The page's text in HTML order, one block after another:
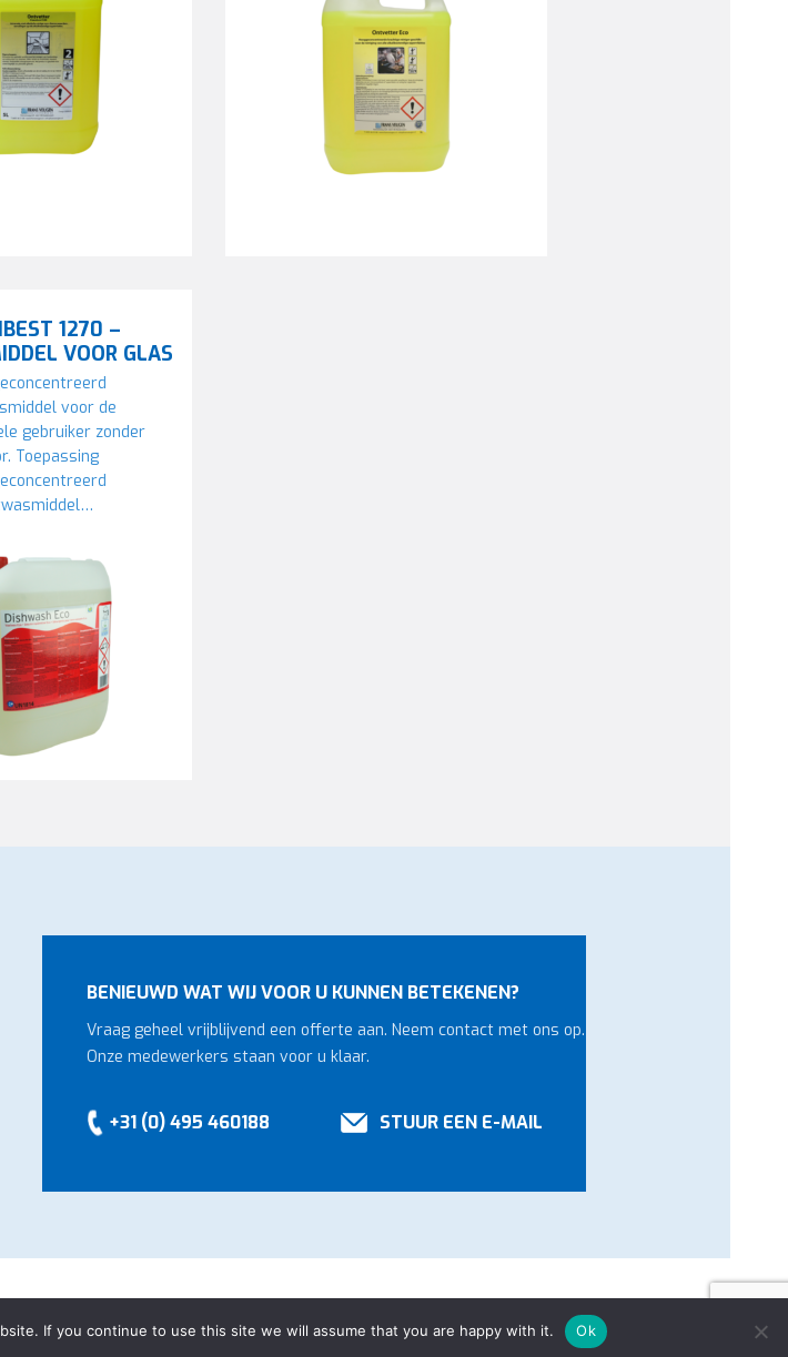
1270 –
VOOR GLAS
voor de
gebruiker zonder
Toepassing
BENIEUWD WAT WIJ VOOR U KUNNEN BETEKENEN?
Vraag geheel vrijblijvend een offerte aan. Neem contact met ons op.
Onze medewerkers staan voor u klaar.
+31 (0) 495 460188 STUUR EEN E-MAIL
If you continue to use this site we will assume that you are happy with it. Ok